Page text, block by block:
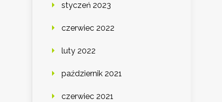
styczeń 2023
czerwiec 2022
luty 2022
październik 2021
czerwiec 2021